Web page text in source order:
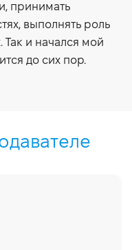
принимать
выполнять роль
Так и начался мой
до сих пор.